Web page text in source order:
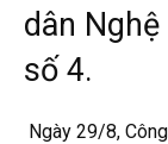
dân
số 4.
Ngày 29/8,